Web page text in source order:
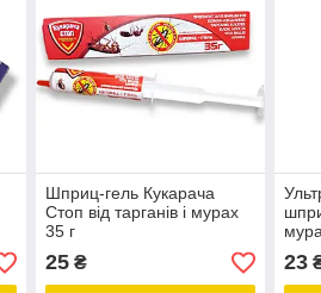
Шприц-гель Кукарача
Стоп від тарганів і мурах
35 г
25₴ 23